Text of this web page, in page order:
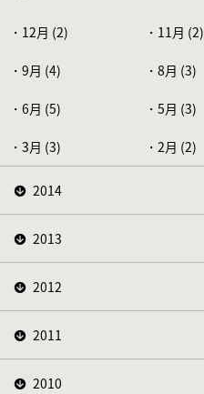
12月 (2) 11月 (2)
9月 (4) 8月 (3)
6月 (5) 5月 (3)
3月 (3) 2月 (2)
2014
2013
2012
2011
2010